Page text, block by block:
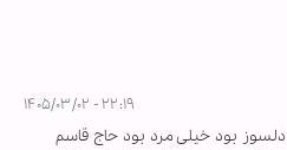
۲۲:۱۹ - ۱۴۰۵/۰۳/۰۲
بود خیلی مرد بود حاج قاسم